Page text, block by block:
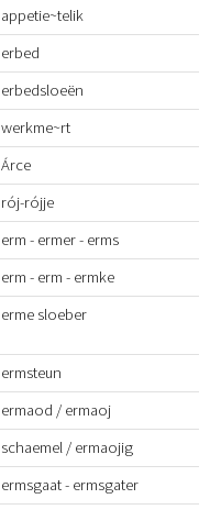
appetie~telik
erbed
erbedsloeën
werkme~rt
Árce
rój-rójje
erm - ermer - erms
erm - erm - ermke
erme sloeber
ermsteun
ermaod / ermaoj
schaemel / ermaojig
ermsgaat - ermsgater